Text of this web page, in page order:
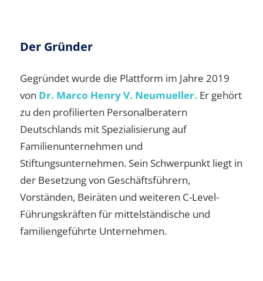
Der Gründer
Gegründet wurde die Plattform im Jahre 2019
von Dr. Marco Henry V. Neumueller. Er gehört
zu den profilierten Personalberatern
Deutschlands mit Spezialisierung auf
Familienunternehmen und
Stiftungsunternehmen. Sein Schwerpunkt liegt in
der Besetzung von Geschäftsführern,
Vorständen, Beiräten und weiteren C-Level-
Führungskräften für mittelständische und
familiengeführte Unternehmen.